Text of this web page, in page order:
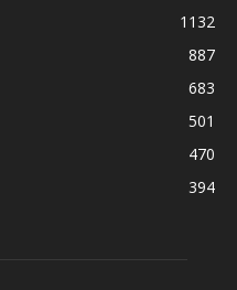
1132
887
683
501
470
394